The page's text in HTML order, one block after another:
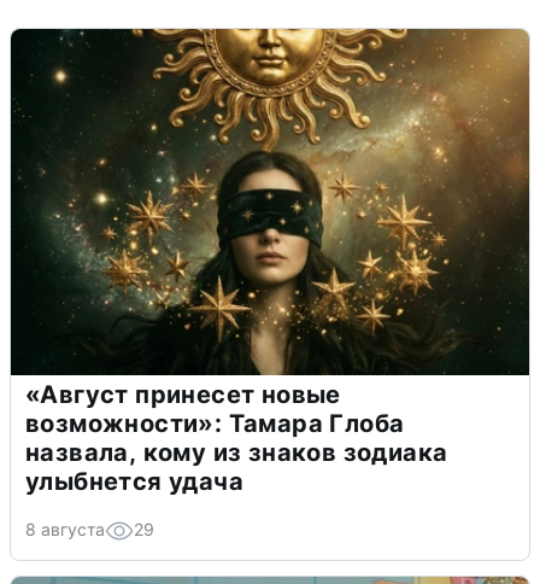
«Август принесет новые
возможности»: Тамара Глоба
назвала, кому из знаков зодиака
улыбнется удача
8 августа 29